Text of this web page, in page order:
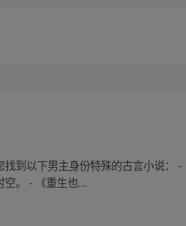
到以下男主身份特殊的古言小说：
。 - 《重生也...